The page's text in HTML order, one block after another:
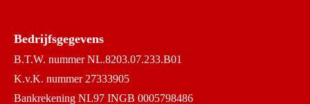
Bedrijfsgegevens
B.T.W. nummer NL.8203.07.233.B01
K.v.K. nummer 27333905
Bankrekening NL97 INGB 0005798486